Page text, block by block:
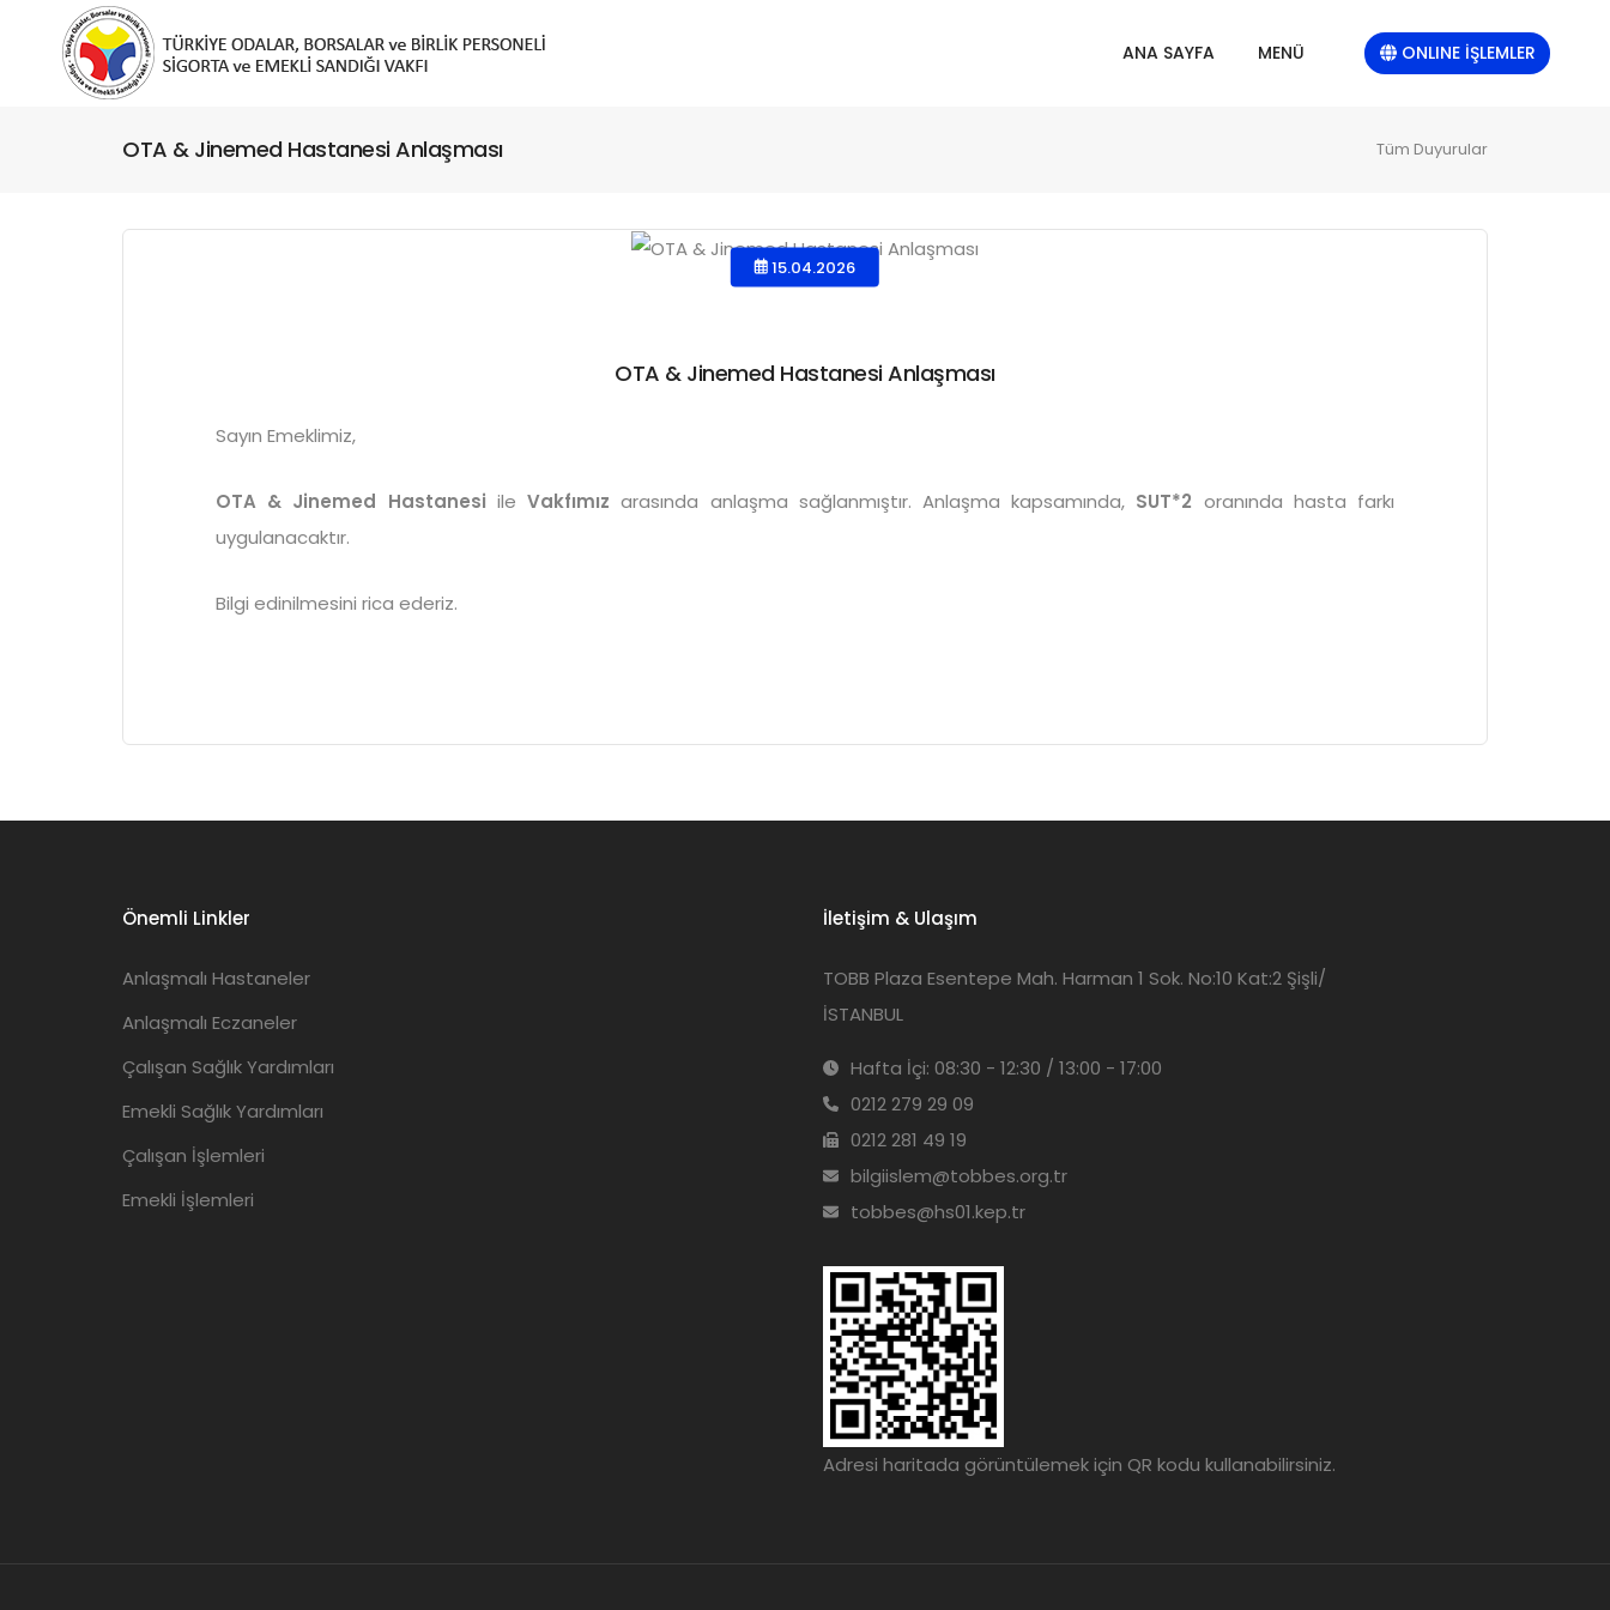
ANA SAYFA MENÜ ONLINE İŞLEMLER
OTA & Jinemed Hastanesi Anlaşması Tüm Duyurular
15.04.2026
OTA & Jinemed Hastanesi Anlaşması
Sayın Emeklimiz,
OTA & Jinemed Hastanesi ileVakfımızarasında anlaşma sağlanmıştır. Anlaşma kapsamında, SUT*2 oranında hasta farkı
uygulanacaktır.
Bilgi edinilmesini rica ederiz.
Önemli Linkler
Anlaşmalı Hastaneler
Anlaşmalı Eczaneler
Çalışan Sağlık Yardımları
Emekli Sağlık Yardımları
Çalışan İşlemleri
Emekli İşlemleri
İletişim & Ulaşım
TOBB Plaza Esentepe Mah. Harman 1 Sok. No:10 Kat:2 Şişli/
İSTANBUL
Hafta İçi: 08:30 - 12:30 / 13:00 - 17:00
0212 279 29 09
0212 281 49 19
bilgiislem@tobbes.org.tr
tobbes@hs01.kep.tr
Adresi haritada görüntülemek için QR kodu kullanabilirsiniz.